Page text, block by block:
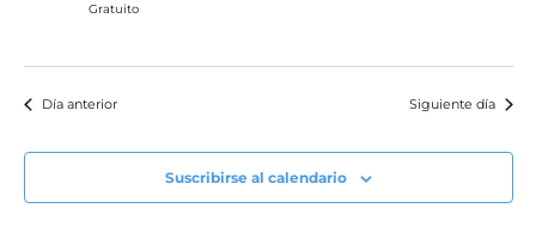
Gratuito
Día anterior Siguiente día
Suscribirse al calendario